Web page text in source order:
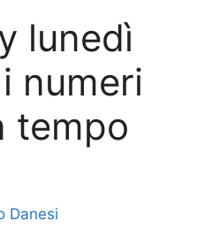
lunedì
numeri
tempo
Danesi